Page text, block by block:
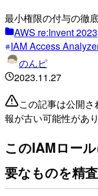
最小権限の付与の徹
AWS re:Invent 2023
IAM Access
のんピ
2023.11.27
この記事は公開
報が古い可能性があ
このIAMロー
要なものを精